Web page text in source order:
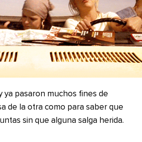
ya pasaron muchos fines de
de la otra como para saber que
sin que alguna salga herida.